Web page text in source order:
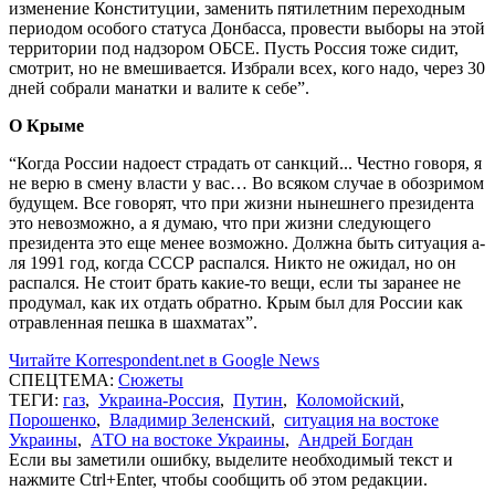
изменение Конституции, заменить пятилетним переходным
периодом особого статуса Донбасса, провести выборы на этой
территории под надзором ОБСЕ. Пусть Россия тоже сидит,
смотрит, но не вмешивается. Избрали всех, кого надо, через 30
дней собрали манатки и валите к себе”.
О Крыме
“Когда России надоест страдать от санкций... Честно говоря, я
не верю в смену власти у вас… Во всяком случае в обозримом
будущем. Все говорят, что при жизни нынешнего президента
это невозможно, а я думаю, что при жизни следующего
президента это еще менее возможно. Должна быть ситуация а-
ля 1991 год, когда СССР распался. Никто не ожидал, но он
распался. Не стоит брать какие-то вещи, если ты заранее не
продумал, как их отдать обратно. Крым был для России как
отравленная пешка в шахматах”.
Читайте Korrespondent.net в Google News
СПЕЦТЕМА: Сюжеты
ТЕГИ: газ, Украина-Россия, Путин, Коломойский,
Порошенко, Владимир Зеленский, ситуация на востоке
Украины, АТО на востоке Украины, Андрей Богдан
Если вы заметили ошибку, выделите необходимый текст и
нажмите Ctrl+Enter, чтобы сообщить об этом редакции.